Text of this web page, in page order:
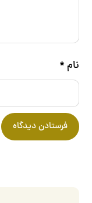
نام *
فرستادن دیدگاه